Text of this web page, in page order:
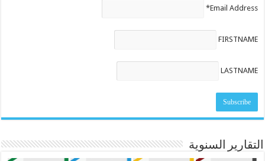
Email Address*
FIRSTNAME
LASTNAME
التقارير السنوية